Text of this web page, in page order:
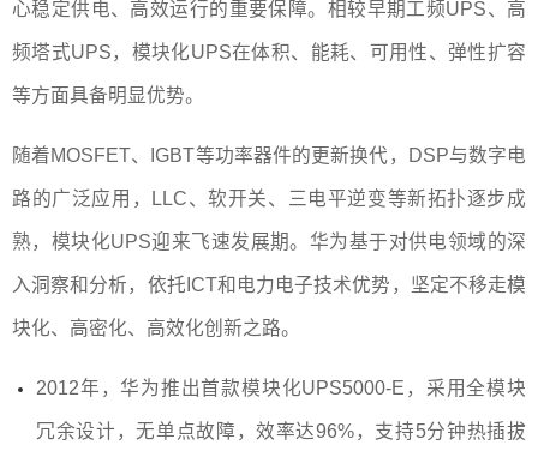
心稳定供电、高效运行的重要保障。相较早期工频UPS、高
频塔式UPS，模块化UPS在体积、能耗、可用性、弹性扩容
等方面具备明显优势。
随着MOSFET、IGBT等功率器件的更新换代，DSP与数字电
路的广泛应用，LLC、软开关、三电平逆变等新拓扑逐步成
熟，模块化UPS迎来飞速发展期。华为基于对供电领域的深
入洞察和分析，依托ICT和电力电子技术优势，坚定不移走模
块化、高密化、高效化创新之路。
2012年，华为推出首款模块化UPS5000-E ，采用全模块
冗余设计，无单点故障，效率达96%，支持5分钟热插拔